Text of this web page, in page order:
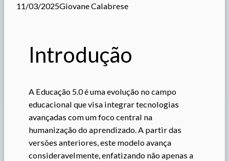
11/03/2025Giovane Calabrese
Introdução
A Educação 5.0 é uma evolução no campo
educacional que visa integrar tecnologias
avançadas com um foco central na
humanização do aprendizado. A partir das
versões anteriores, este modelo avança
consideravelmente, enfatizando não apenas a